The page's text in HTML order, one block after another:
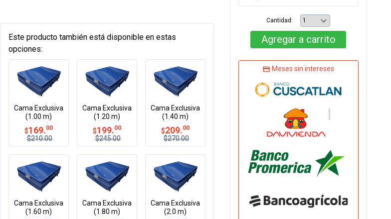
Cantidad:
Agregar a carrito
Meses sin intereses
Este producto también está disponible en estas
opciones:
Cama Exclusiva
(1.00 m)
$169.00
$210.00
Cama Exclusiva
(1.20 m)
$199.00
$245.00
Cama Exclusiva
(1.40 m)
$209.00
$270.00
Cama Exclusiva
(1.60 m)
Cama Exclusiva
(1.80 m)
Cama Exclusiva
(2.0 m)